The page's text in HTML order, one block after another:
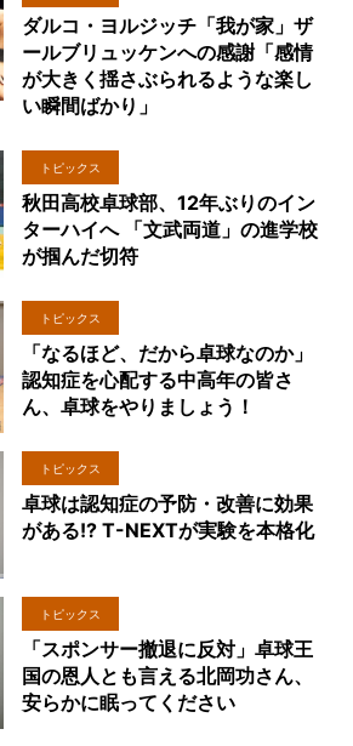
ダルコ・ヨルジッチ「我が家」ザ
ールブリュッケンへの感謝「感情
が大きく揺さぶられるような楽し
い瞬間ばかり」
トピックス
秋田高校卓球部、12年ぶりのイン
ターハイへ 「文武両道」の進学校
が掴んだ切符
トピックス
「なるほど、だから卓球なのか」
認知症を心配する中高年の皆さ
ん、卓球をやりましょう！
トピックス
卓球は認知症の予防・改善に効果
がある!? T-NEXTが実験を本格化
トピックス
「スポンサー撤退に反対」卓球王
国の恩人とも言える北岡功さん、
安らかに眠ってください